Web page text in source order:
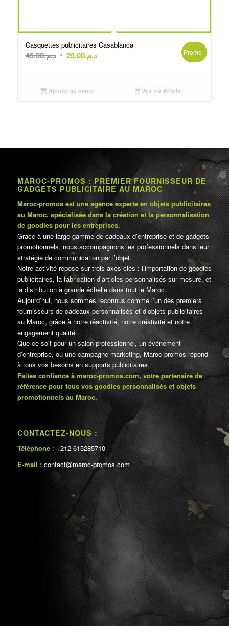
Casquettes publicitaires Casablanca
د.م.45.00
Le
était :
د.م.25.00
Le
Promo !
Ajouter au panier Voir les détails
MAROC-PROMOS : PREMIER FOURNISSEUR DE
GADGETS PUBLICITAIRE AU MAROC
Maroc-promos est une agence experte en objets publicitaires
au Maroc, spécialisée dans la création et la personnalisation
de goodies pour les entreprises.
Grâce à une large gamme de cadeaux d’entreprise et de gadgets
promotionnels, nous accompagnons les professionnels dans leur
stratégie de communication par l’objet.
Notre activité repose sur trois axes clés : l’importation de goodies
publicitaires, la fabrication d’articles personnalisés sur mesure, et
la distribution à grande échelle dans tout le Maroc.
Aujourd’hui, nous sommes reconnus comme l’un des premiers
fournisseurs de cadeaux personnalisés et d’objets publicitaires
au Maroc, grâce à notre réactivité, notre créativité et notre
engagement qualité.
Que ce soit pour un salon professionnel, un événement
d’entreprise, ou une campagne marketing, Maroc-promos répond
à tous vos besoins en supports publicitaires.
Faites confiance à maroc-promos.com, votre partenaire de
référence pour tous vos goodies personnalisés et objets
promotionnels au Maroc.
CONTACTEZ-NOUS :
Téléphone : +212 615285710
E-mail : contact@maroc-promos.com